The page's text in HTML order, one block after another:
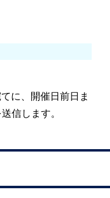
に、開催日前日ま
信します。